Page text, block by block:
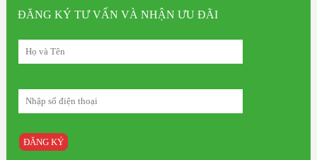
Ecovacs
Deebot
AIVI
NEW
ĐĂNG KÝ TƯ VẤN VÀ NHẬN ƯU ĐÃI